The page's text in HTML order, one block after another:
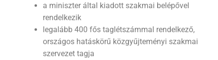
a miniszter által kiadott szakmai belépővel
rendelkezik
legalább 400 fős taglétszámmal rendelkező,
országos hatáskörű közgyűjteményi szakmai
szervezet tagja